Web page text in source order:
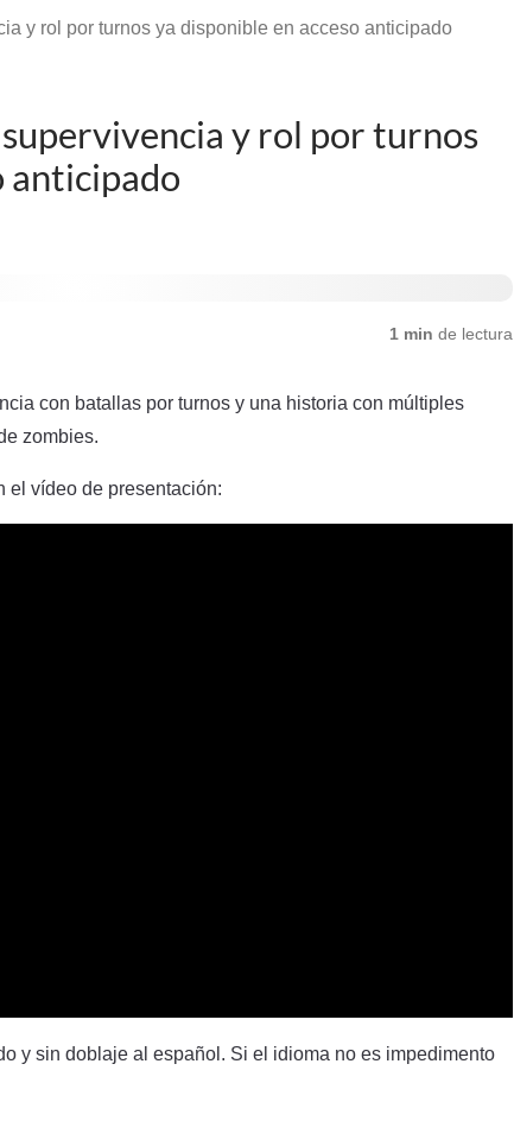
y rol por turnos ya disponible en acceso anticipado
y rol por turnos
anticipado
1 min de lectura
con batallas por turnos y una historia con múltiples
zombies.
el vídeo de presentación:
y sin doblaje al español. Si el idioma no es impedimento